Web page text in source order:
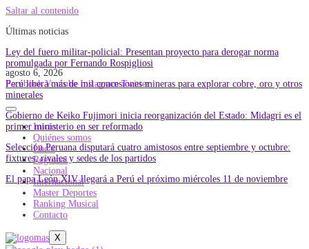
Saltar al contenido
Últimas noticias
Ley del fuero militar-policial: Presentan proyecto para derogar norma
promulgada por Fernando Rospigliosi
Perú libera más de mil concesiones mineras para explorar cobre, oro y otros
minerales
Gobierno de Keiko Fujimori inicia reorganización del Estado: Midagri es el
primer ministerio en ser reformado
Selección Peruana disputará cuatro amistosos entre septiembre y octubre:
fixtures, rivales y sedes de los partidos
El papa León XIV llegará a Perú el próximo miércoles 11 de noviembre
agosto 6, 2026
Facebook Youtube Instagram Twitter
Inicio
Quiénes somos
Local
Regional
Nacional
Internacional
Master Deportes
Ranking Musical
Contacto
X